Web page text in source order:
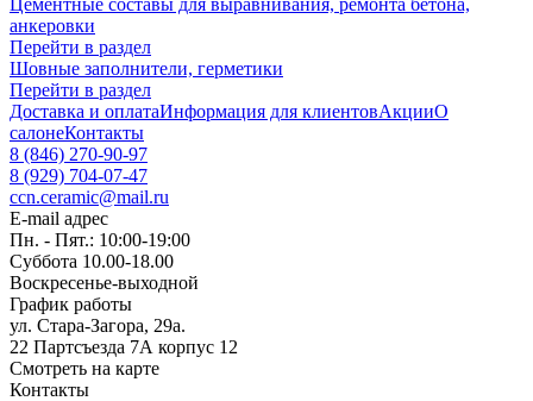
Цементные составы для выравнивания, ремонта бетона,
анкеровки
Перейти в раздел
Шовные заполнители, герметики
Перейти в раздел
Доставка и оплатаИнформация для клиентовАкцииО
салонеКонтакты
8 (846) 270-90-97
8 (929) 704-07-47
ccn.ceramic@mail.ru
E-mail адрес
Пн. - Пят.: 10:00-19:00
Суббота 10.00-18.00
Воскресенье-выходной
График работы
ул. Стара-Загора, 29а.
22 Партсъезда 7А корпус 12
Смотреть на карте
Контакты